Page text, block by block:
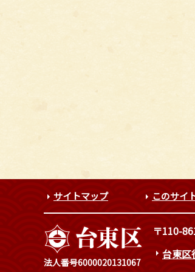
サイトマップ このサイ
法人番号6000020131067
〒110-
台東区